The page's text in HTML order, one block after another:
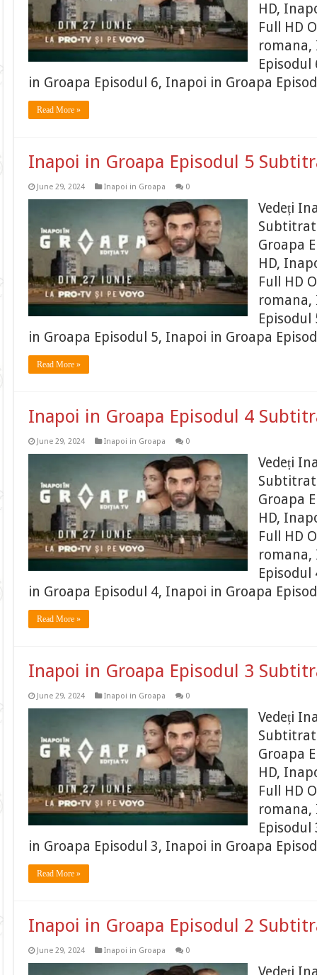
HD,
Full HD
romana,
Episodul
in Groapa Episodul 6, Inapoi in Groapa
Read More »
Inapoi in Groapa Episodul 5
June 29, 2024 Inapoi in Groapa 0
Vedeți
Groapa
HD,
Full HD
romana,
Episodul
in Groapa Episodul 5, Inapoi in Groapa
Read More »
Inapoi in Groapa Episodul 4
June 29, 2024 Inapoi in Groapa 0
Vedeți
Groapa
HD,
Full HD
romana,
Episodul
in Groapa Episodul 4, Inapoi in Groapa
Read More »
Inapoi in Groapa Episodul 3
June 29, 2024 Inapoi in Groapa 0
Vedeți
Groapa
HD,
Full HD
romana,
Episodul
in Groapa Episodul 3, Inapoi in Groapa
Read More »
Inapoi in Groapa Episodul 2
June 29, 2024 Inapoi in Groapa 0